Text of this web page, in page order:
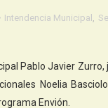
Intendencia Municipal ,
Pablo Javier
Noelia
Envión.